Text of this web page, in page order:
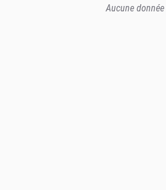
Aucune donnée